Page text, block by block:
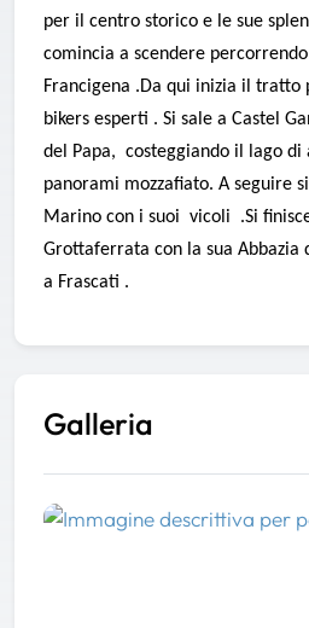
per il centro storico e le sue
comincia a scendere
Francigena .Da qui inizia il tratto
bikers esperti . Si sale a Castel
del Papa, costeggiando il lago di
panorami mozzafiato. A seguire
Marino con i suoi vicoli .Si
Grottaferrata con la sua Abbazia
a Frascati .
Galleria